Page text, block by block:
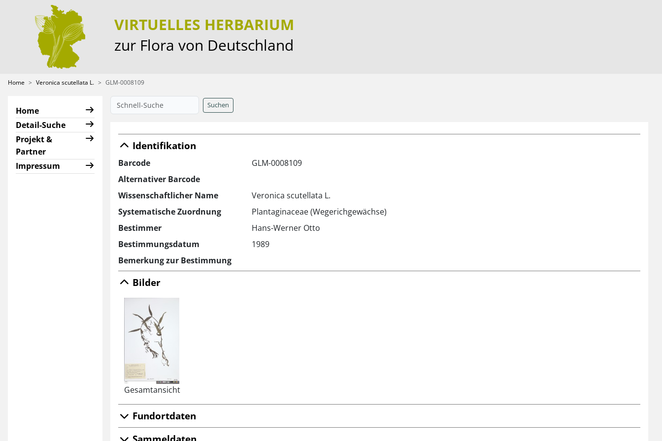
VIRTUELLES HERBARIUM
zur Flora von Deutschland
Home Veronica scutellata L. GLM-0008109
Home
Detail-Suche
Projekt &
Partner
Impressum
Suchen
Identifikation
Barcode
GLM-0008109
Alternativer Barcode
Wissenschaftlicher Name
Veronica scutellata L.
Systematische Zuordnung
Plantaginaceae (Wegerichgewächse)
Bestimmer
Hans-Werner Otto
Bestimmungsdatum
1989
Bemerkung zur Bestimmung
Bilder
Gesamtansicht
Fundortdaten